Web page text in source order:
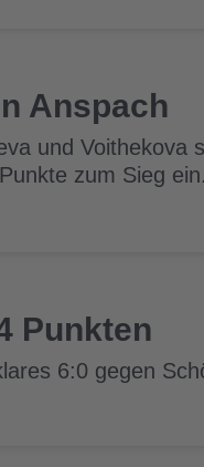
Anspach
und Voithekova
zum Sieg ein.
Punkten
6:0 gegen